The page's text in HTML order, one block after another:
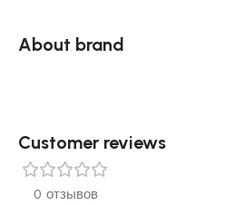
About brand
Customer reviews​
0 отзывов